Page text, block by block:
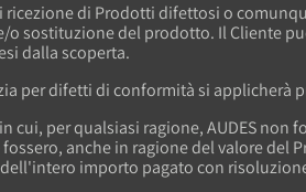
ricezione di Prodotti difettosi o
o sostituzione del prodotto. Il Cliente
dalla scoperta.
per difetti di conformità si
cui, per qualsiasi ragione, AUDES
anche in ragione del valore del
importo pagato con